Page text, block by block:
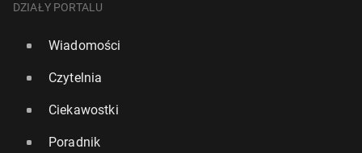
DZIAŁY PORTALU
Wiadomości
Czytelnia
Ciekawostki
Poradnik